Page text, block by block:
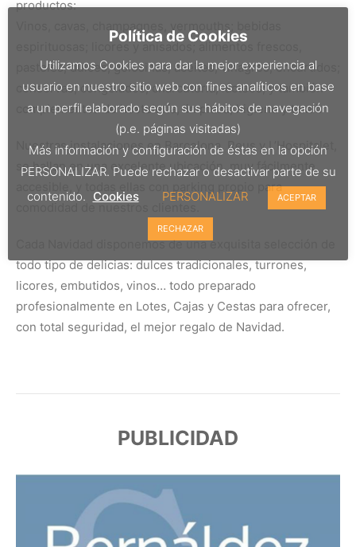
productos:
Vinos, cavas, champagnes, vermouths; bebidas
espirituosas; licores y anisados; alimentos frescos,
pasteles, dulces, golosinas; aceites, vinagres, encurtidos;
conservas; congelados; charcutería; lácteos; y también
complementos de hostelería, limpieza, higiene y textil.
Nuestras instalaciones en Barcelona, Reus y L’Hospitalet,
se hallan en una excelente ubicación, muy fácilmente
accesible, y todas ellas con parking propio para
Cada Navidad disponemos de una exquisita selección de
todo tipo de delicias: dulces tradicionales, turrones,
licores, embutidos, vinos… todo preparado
profesionalmente en Lotes, Cajas y Cestas para ofrecer,
con total seguridad, el mejor regalo de Navidad.
PUBLICIDAD
Política de Cookies
Utilizamos Cookies para dar la mejor experiencia al
usuario en nuestro sitio web con fines analíticos en base
a un perfil elaborado según sus hábitos de navegación
(p.e. páginas visitadas)
Más información y configuración de éstas en la opción
PERSONALIZAR. Puede rechazar o desactivar parte de su
contenido. Cookies PERSONALIZAR ACEPTAR
RECHAZAR